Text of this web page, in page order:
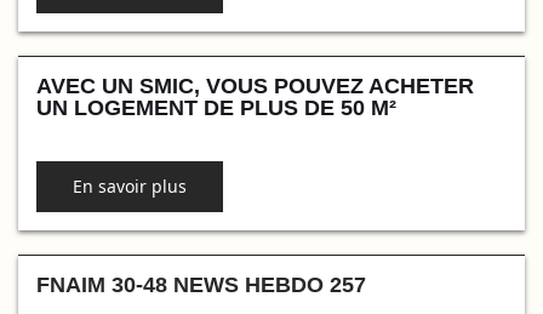
AVEC UN SMIC, VOUS POUVEZ ACHETER
UN LOGEMENT DE PLUS DE 50 M²
En savoir plus
FNAIM 30-48 NEWS HEBDO 257